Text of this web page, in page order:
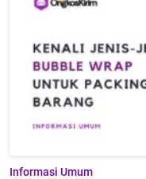
Informasi Umum